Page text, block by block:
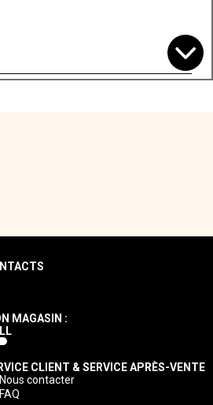
MAGASIN :
CLIENT & SERVICE APRÈS-VENTE
Nous contacter
FAQ